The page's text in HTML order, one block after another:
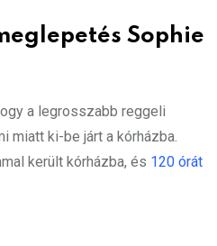
Sophie
a legrosszabb reggeli
miatt ki-be járt a kórházba.
került kórházba, és 120 órát